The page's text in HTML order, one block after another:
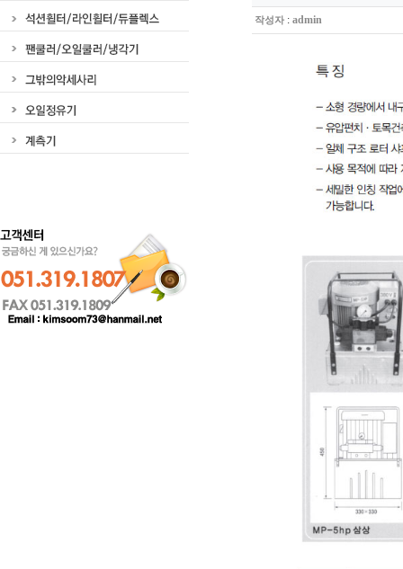
작성자 : admin